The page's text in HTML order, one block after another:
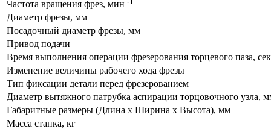
Частота вращения фрез, мин
Диаметр фрезы, мм
Посадочный диаметр фрезы, мм
Привод подачи
Время выполнения операции фрезерования торцевого паза, сек
Изменение величины рабочего хода фрезы
Тип фиксации детали перед фрезерованием
Диаметр вытяжного патрубка аспирации торцовочного узла,
Габаритные размеры (Длина х Ширина х Высота), мм
Масса станка, кг